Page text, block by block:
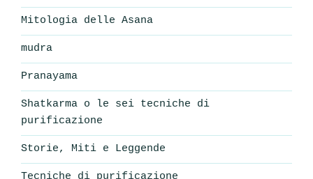
Mitologia delle Asana
mudra
Pranayama
Shatkarma o le sei tecniche di
purificazione
Storie, Miti e Leggende